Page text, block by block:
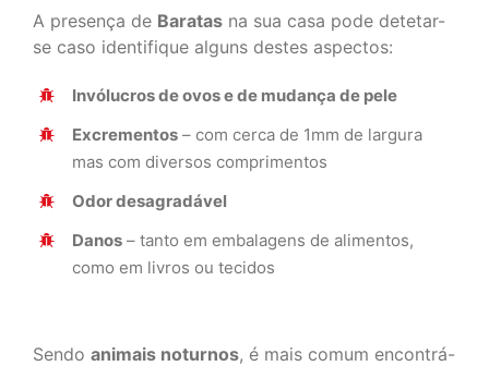
A presença de Baratas na sua casa pode detetar-
se caso identifique alguns destes aspectos:
Invólucros de ovos e de mudança de pele
Excrementos – com cerca de 1mm de largura
mas com diversos comprimentos
Odor desagradável
Danos – tanto em embalagens de alimentos,
como em livros ou tecidos
Sendo animais noturnos, é mais comum encontrá-